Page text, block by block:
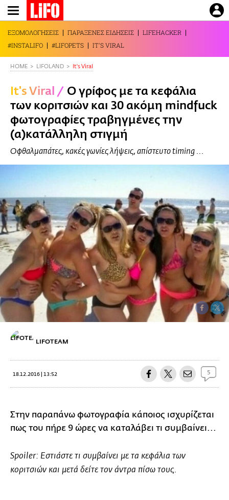
Παράκαμψη
προς
το
κυρίως
περιεχόμενο
ΕΞΟΜΟΛΟΓΗΣΕΙΣ ΠΑΡΑΞΕΝΕΣ ΕΙΔΗΣΕΙΣ
LIFEHACKER
#INSTALIFO
#LIFOPETS IT'S VIRAL
HOME LIFOLAND It's Viral
It's Viral / O γρίφος με τα κεφάλια
των κοριτσιών και 30 ακόμη mindfuck
φωτογραφίες τραβηγμένες την
(α)κατάλληλη στιγμή
Oφθαλμαπάτες, κακές γωνίες λήψεις, απίστευτο timing ...
LIFOTEAM
18.12.2016 | 13:52 5
Στην παραπάνω φωτογραφία κάποιος ισχυρίζεται
πως του πήρε 9 ώρες να καταλάβει τι συμβαίνει...
Spoiler: Εστιάστε τι συμβαίνει με τα κεφάλια των
κοριτσιών και μετά δείτε τον άντρα πίσω τους.